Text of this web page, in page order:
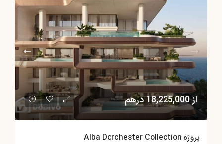
از 18,225,000 درهم
پروژه Alba Dorchester Collection